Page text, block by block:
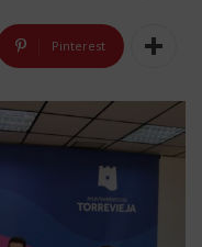
Pinterest